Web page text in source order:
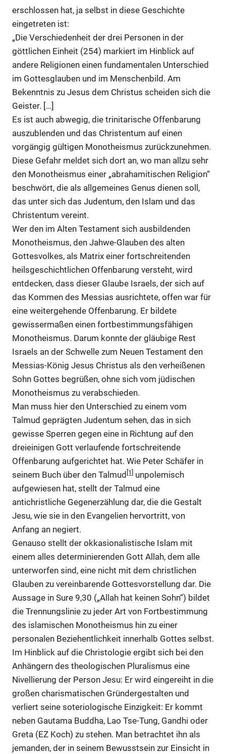
erschlossen hat, ja selbst in diese Geschichte
eingetreten ist:
„Die Verschiedenheit der drei Personen in der
göttlichen Einheit (254) markiert im Hinblick auf
andere Religionen einen fundamentalen Unterschied
im Gottesglauben und im Menschenbild. Am
Bekenntnis zu Jesus dem Christus scheiden sich die
Geister. […]
Es ist auch abwegig, die trinitarische Offenbarung
auszublenden und das Christentum auf einen
vorgängig gültigen Monotheismus zurückzunehmen.
Diese Gefahr meldet sich dort an, wo man allzu sehr
den Monotheismus einer „abrahamitischen Religion“
beschwört, die als allgemeines Genus dienen soll,
das unter sich das Judentum, den Islam und das
Christentum vereint.
Wer den im Alten Testament sich ausbildenden
Monotheismus, den Jahwe-Glauben des alten
Gottesvolkes, als Matrix einer fortschreitenden
heilsgeschichtlichen Offenbarung versteht, wird
entdecken, dass dieser Glaube Israels, der sich auf
das Kommen des Messias ausrichtete, offen war für
eine weitergehende Offenbarung. Er bildete
gewissermaßen einen fortbestimmungsfähigen
Monotheismus. Darum konnte der gläubige Rest
Israels an der Schwelle zum Neuen Testament den
Messias-König Jesus Christus als den verheißenen
Sohn Gottes begrüßen, ohne sich vom jüdischen
Monotheismus zu verabschieden.
Man muss hier den Unterschied zu einem vom
Talmud geprägten Judentum sehen, das in sich
gewisse Sperren gegen eine in Richtung auf den
dreieinigen Gott verlaufende fortschreitende
Offenbarung aufgerichtet hat. Wie Peter Schäfer in
seinem Buch über den Talmud [1]
unpolemisch
aufgewiesen hat, stellt der Talmud eine
antichristliche Gegenerzählung dar, die die Gestalt
Jesu, wie sie in den Evangelien hervortritt, von
Anfang an negiert.
Genauso stellt der okkasionalistische Islam mit
einem alles determinierenden Gott Allah, dem alle
unterworfen sind, eine nicht mit dem christlichen
Glauben zu vereinbarende Gottesvorstellung dar. Die
Aussage in Sure 9,30 („Allah hat keinen Sohn“) bildet
die Trennungslinie zu jeder Art von Fortbestimmung
des islamischen Monotheismus hin zu einer
personalen Beziehentlichkeit innerhalb Gottes selbst.
Im Hinblick auf die Christologie ergibt sich bei den
Anhängern des theologischen Pluralismus eine
Nivellierung der Person Jesu: Er wird eingereiht in die
großen charismatischen Gründergestalten und
verliert seine soteriologische Einzigkeit: Er kommt
neben Gautama Buddha, Lao Tse-Tung, Gandhi oder
Greta (EZ Koch) zu stehen. Man betrachtet ihn als
jemanden, der in seinem Bewusstsein zur Einsicht in